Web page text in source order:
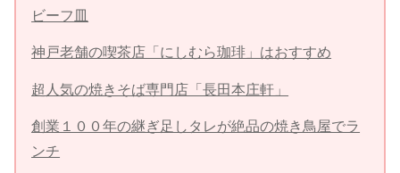
ビーフ皿
神戸老舗の喫茶店「にしむら珈琲」はおすすめ
超人気の焼きそば専門店「長田本庄軒」
創業１００年の継ぎ足しタレが絶品の焼き鳥屋でラ
ンチ